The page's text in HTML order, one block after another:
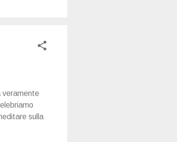
veramente
sulla